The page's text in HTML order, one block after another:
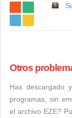
Otros
Has descargado
programas, sin
el archivo EZE?